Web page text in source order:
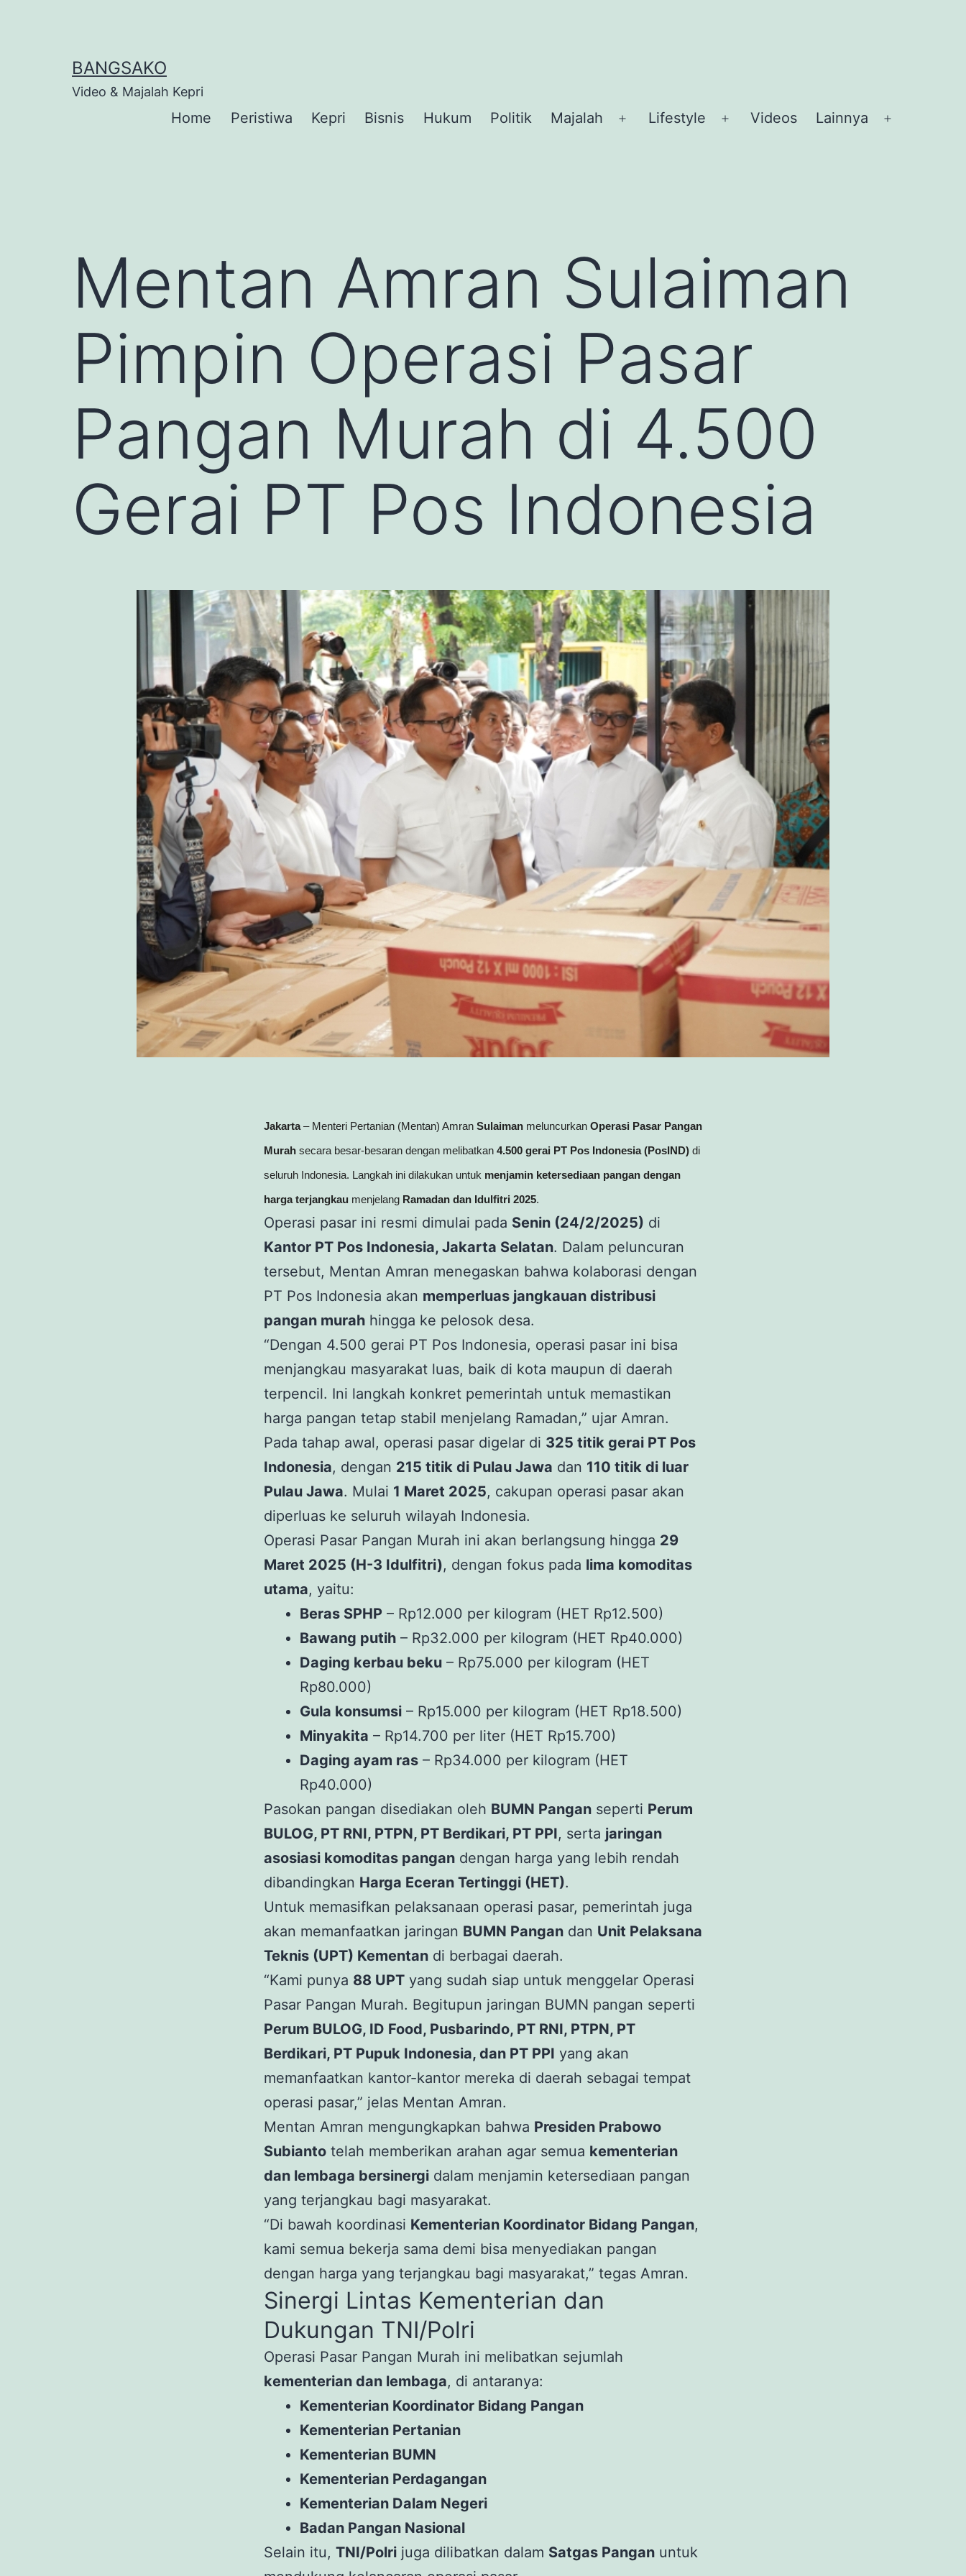
BANGSAKO
Video & Majalah Kepri
Home Peristiwa Kepri Bisnis Hukum Politik Majalah
Open
Lifestyle
Open
Videos Lainnya
Mentan Amran Sulaiman
Pimpin Operasi Pasar
Pangan Murah di 4.500
Gerai PT Pos Indonesia
Jakarta– Menteri Pertanian (Mentan) Amran Sulaiman meluncurkan Operasi Pasar Pangan
Murah secara besar-besaran dengan melibatkan 4.500 gerai PT Pos Indonesia (PosIND) di
seluruh Indonesia. Langkah ini dilakukan untuk menjamin ketersediaan pangan dengan
harga terjangkau menjelang Ramadan dan Idulfitri 2025.
Operasi pasar ini resmi dimulai pada Senin (24/2/2025) di
Kantor PT Pos Indonesia, Jakarta Selatan. Dalam peluncuran
tersebut, Mentan Amran menegaskan bahwa kolaborasi dengan
PT Pos Indonesia akan memperluas jangkauan distribusi
pangan murah hingga ke pelosok desa.
“Dengan 4.500 gerai PT Pos Indonesia, operasi pasar ini bisa
menjangkau masyarakat luas, baik di kota maupun di daerah
terpencil. Ini langkah konkret pemerintah untuk memastikan
harga pangan tetap stabil menjelang Ramadan,” ujar Amran.
Pada tahap awal, operasi pasar digelar di 325 titik gerai PT Pos
Indonesia, dengan 215 titik di Pulau Jawa dan 110 titik di luar
Pulau Jawa. Mulai 1 Maret 2025, cakupan operasi pasar akan
diperluas ke seluruh wilayah Indonesia.
Operasi Pasar Pangan Murah ini akan berlangsung hingga 29
Maret 2025 (H-3 Idulfitri), dengan fokus pada lima komoditas
utama, yaitu:
Beras SPHP – Rp12.000 per kilogram (HET Rp12.500)
Bawang putih – Rp32.000 per kilogram (HET Rp40.000)
Daging kerbau beku – Rp75.000 per kilogram (HET
Rp80.000)
Gula konsumsi – Rp15.000 per kilogram (HET Rp18.500)
Minyakita – Rp14.700 per liter (HET Rp15.700)
Daging ayam ras – Rp34.000 per kilogram (HET
Rp40.000)
Pasokan pangan disediakan oleh BUMN Pangan seperti Perum
BULOG, PT RNI, PTPN, PT Berdikari, PT PPI, serta jaringan
asosiasi komoditas pangan dengan harga yang lebih rendah
dibandingkan Harga Eceran Tertinggi (HET).
Untuk memasifkan pelaksanaan operasi pasar, pemerintah juga
akan memanfaatkan jaringan BUMN Pangan dan Unit Pelaksana
Teknis (UPT) Kementan di berbagai daerah.
“Kami punya 88 UPT yang sudah siap untuk menggelar Operasi
Pasar Pangan Murah. Begitupun jaringan BUMN pangan seperti
Perum BULOG, ID Food, Pusbarindo, PT RNI, PTPN, PT
Berdikari, PT Pupuk Indonesia, dan PT PPI yang akan
memanfaatkan kantor-kantor mereka di daerah sebagai tempat
operasi pasar,” jelas Mentan Amran.
Mentan Amran mengungkapkan bahwa Presiden Prabowo
Subianto telah memberikan arahan agar semua kementerian
dan lembaga bersinergi dalam menjamin ketersediaan pangan
yang terjangkau bagi masyarakat.
“Di bawah koordinasi Kementerian Koordinator Bidang Pangan,
kami semua bekerja sama demi bisa menyediakan pangan
dengan harga yang terjangkau bagi masyarakat,” tegas Amran.
Sinergi Lintas Kementerian dan
Dukungan TNI/Polri
Operasi Pasar Pangan Murah ini melibatkan sejumlah
kementerian dan lembaga, di antaranya:
Kementerian Koordinator Bidang Pangan
Kementerian Pertanian
Kementerian BUMN
Kementerian Perdagangan
Kementerian Dalam Negeri
Badan Pangan Nasional
Selain itu, TNI/Polri juga dilibatkan dalam Satgas Pangan untuk